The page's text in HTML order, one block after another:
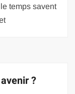
temps savent
?